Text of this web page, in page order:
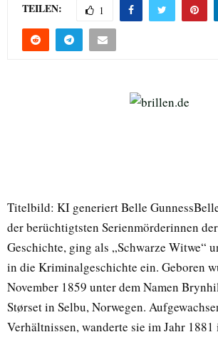
TEILEN: 1
Titelbild: KI generiert Belle
der berüchtigtsten Serienmörderinnen
Geschichte, ging als „Schwarze Witwe“
in die Kriminalgeschichte ein. Geboren
November 1859 unter dem Namen
Størset in Selbu, Norwegen.
Verhältnissen, wanderte sie im Jahr